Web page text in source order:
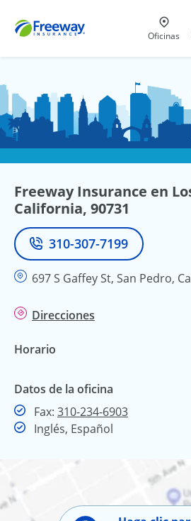
Oficinas
Freeway Insurance en
California, 90731
Teléfono
310-307-7199
697 S Gaffey St, San Pedro,
Direcciones
Horario
Datos de la oficina
Fax: 310-234-6903Fax
Inglés, Español